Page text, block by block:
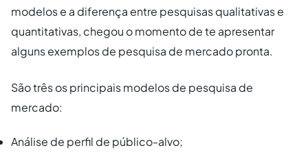
modelos e a diferença entre pesquisas qualitativas e
quantitativas, chegou o momento de te apresentar
alguns exemplos de pesquisa de mercado pronta.
São três os principais modelos de pesquisa de
mercado:
Análise de perfil de público-alvo;